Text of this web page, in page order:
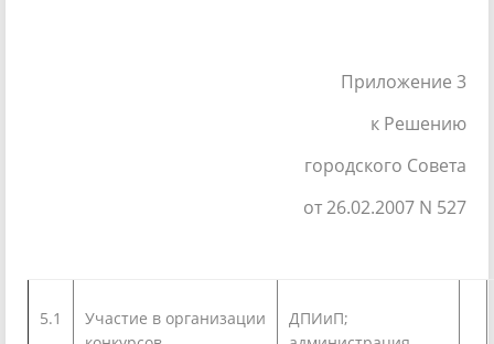
Приложение 3
к Решению
городского Совета
от 26.02.2007 N 527
5.1
Участие в организации
ДПИиП;